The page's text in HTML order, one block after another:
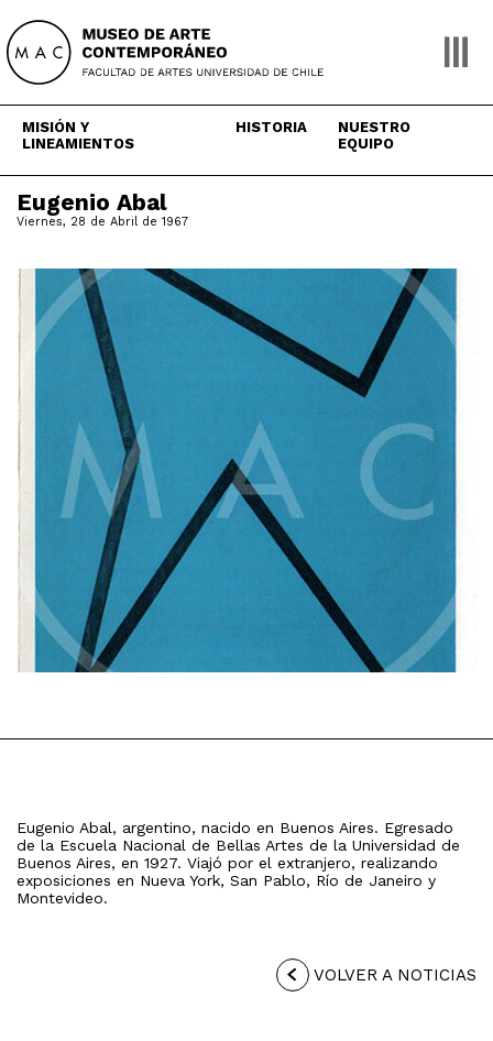
content
MISIÓN Y
LINEAMIENTOS
HISTORIA
NUESTRO
EQUIPO
Eugenio Abal
Viernes, 28 de Abril de 1967
Eugenio Abal, argentino, nacido en Buenos Aires. Egresado
de la Escuela Nacional de Bellas Artes de la Universidad de
Buenos Aires, en 1927. Viajó por el extranjero, realizando
exposiciones en Nueva York, San Pablo, Río de Janeiro y
Montevideo.
VOLVER A NOTICIAS